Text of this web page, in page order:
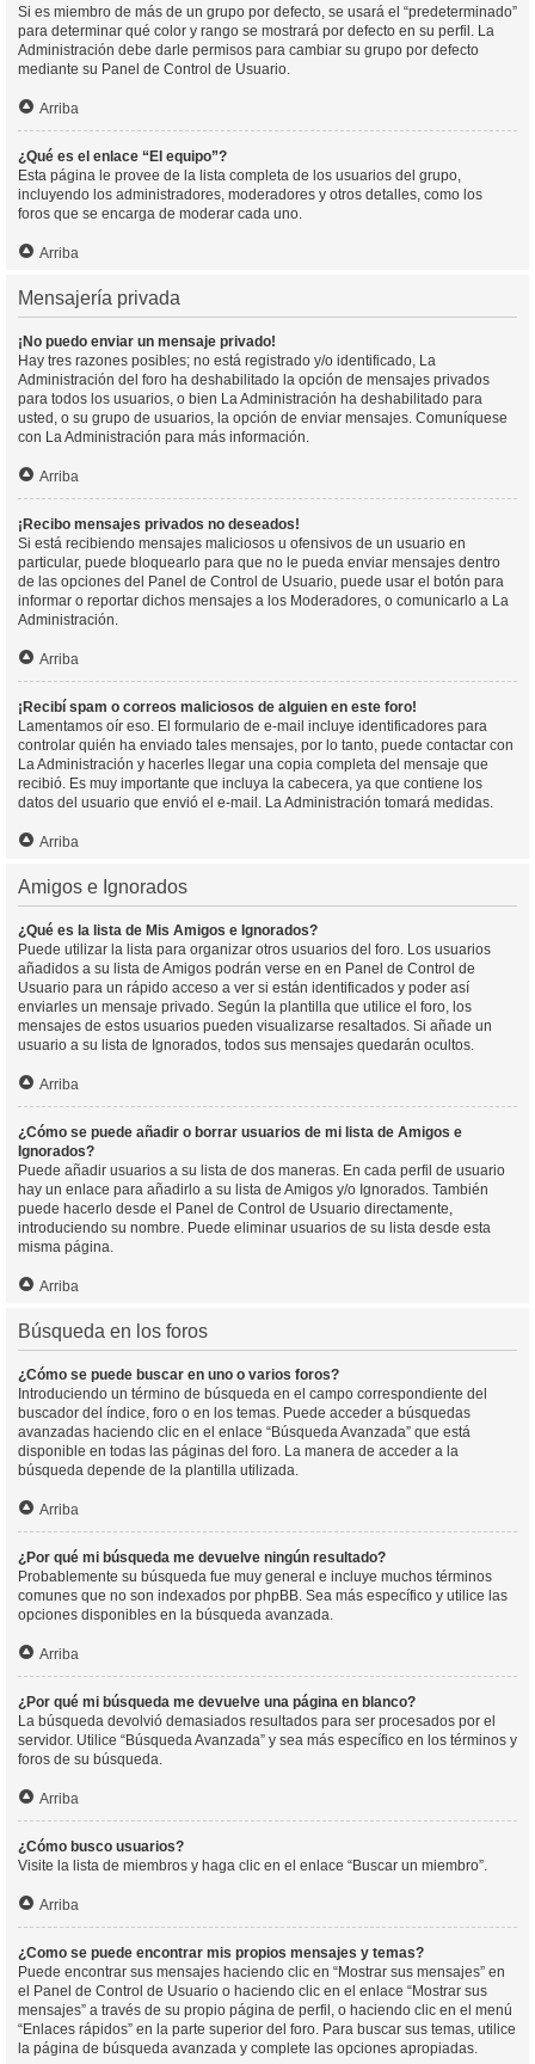
Si es miembro de más de un grupo por defecto, se usará el “predeterminado”
para determinar qué color y rango se mostrará por defecto en su perfil. La
Administración debe darle permisos para cambiar su grupo por defecto
mediante su Panel de Control de Usuario.
Arriba
¿Qué es el enlace “El equipo”?
Esta página le provee de la lista completa de los usuarios del grupo,
incluyendo los administradores, moderadores y otros detalles, como los
foros que se encarga de moderar cada uno.
Arriba
Mensajería privada
¡No puedo enviar un mensaje privado!
Hay tres razones posibles; no está registrado y/o identificado, La
Administración del foro ha deshabilitado la opción de mensajes privados
para todos los usuarios, o bien La Administración ha deshabilitado para
usted, o su grupo de usuarios, la opción de enviar mensajes. Comuníquese
con La Administración para más información.
Arriba
¡Recibo mensajes privados no deseados!
Si está recibiendo mensajes maliciosos u ofensivos de un usuario en
particular, puede bloquearlo para que no le pueda enviar mensajes dentro
de las opciones del Panel de Control de Usuario, puede usar el botón para
informar o reportar dichos mensajes a los Moderadores, o comunicarlo a La
Administración.
Arriba
¡Recibí spam o correos maliciosos de alguien en este foro!
Lamentamos oír eso. El formulario de e-mail incluye identificadores para
controlar quién ha enviado tales mensajes, por lo tanto, puede contactar con
La Administración y hacerles llegar una copia completa del mensaje que
recibió. Es muy importante que incluya la cabecera, ya que contiene los
datos del usuario que envió el e-mail. La Administración tomará medidas.
Arriba
Amigos e Ignorados
¿Qué es la lista de Mis Amigos e Ignorados?
Puede utilizar la lista para organizar otros usuarios del foro. Los usuarios
añadidos a su lista de Amigos podrán verse en en Panel de Control de
Usuario para un rápido acceso a ver si están identificados y poder así
enviarles un mensaje privado. Según la plantilla que utilice el foro, los
mensajes de estos usuarios pueden visualizarse resaltados. Si añade un
usuario a su lista de Ignorados, todos sus mensajes quedarán ocultos.
Arriba
¿Cómo se puede añadir o borrar usuarios de mi lista de Amigos e
Ignorados?
Puede añadir usuarios a su lista de dos maneras. En cada perfil de usuario
hay un enlace para añadirlo a su lista de Amigos y/o Ignorados. También
puede hacerlo desde el Panel de Control de Usuario directamente,
introduciendo su nombre. Puede eliminar usuarios de su lista desde esta
misma página.
Arriba
Búsqueda en los foros
¿Cómo se puede buscar en uno o varios foros?
Introduciendo un término de búsqueda en el campo correspondiente del
buscador del índice, foro o en los temas. Puede acceder a búsquedas
avanzadas haciendo clic en el enlace “Búsqueda Avanzada” que está
disponible en todas las páginas del foro. La manera de acceder a la
búsqueda depende de la plantilla utilizada.
Arriba
¿Por qué mi búsqueda me devuelve ningún resultado?
Probablemente su búsqueda fue muy general e incluye muchos términos
comunes que no son indexados por phpBB. Sea más específico y utilice las
opciones disponibles en la búsqueda avanzada.
Arriba
¿Por qué mi búsqueda me devuelve una página en blanco?
La búsqueda devolvió demasiados resultados para ser procesados por el
servidor. Utilice “Búsqueda Avanzada” y sea más específico en los términos y
foros de su búsqueda.
Arriba
¿Cómo busco usuarios?
Visite la lista de miembros y haga clic en el enlace “Buscar un miembro”.
Arriba
¿Como se puede encontrar mis propios mensajes y temas?
Puede encontrar sus mensajes haciendo clic en “Mostrar sus mensajes” en
el Panel de Control de Usuario o haciendo clic en el enlace “Mostrar sus
mensajes” a través de su propio página de perfil, o haciendo clic en el menú
“Enlaces rápidos” en la parte superior del foro. Para buscar sus temas, utilice
la página de búsqueda avanzada y complete las opciones apropiadas.